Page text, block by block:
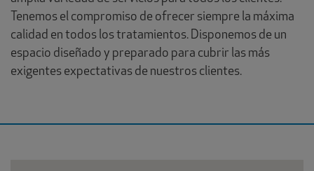
Tenemos el compromiso de ofrecer siempre la máxima
calidad en todos los tratamientos. Disponemos de un
espacio diseñado y preparado para cubrir las más
exigentes expectativas de nuestros clientes.